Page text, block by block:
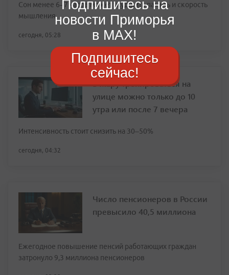
Сон менее 6–7 часов может ухудшить память и скорость
мышления
сегодня, 05:28
В жару тренироваться на
улице можно только до 10
утра или после 7 вечера
Интенсивность стоит снизить на 30–50%
сегодня, 04:32
Число пенсионеров в России
превысило 40,5 миллиона
Ежегодное повышение пенсий работающих граждан
затронуло 9,3 миллиона пенсионеров
Подпишитесь на
новости Приморья
в MAX!
Подпишитесь
сейчас!